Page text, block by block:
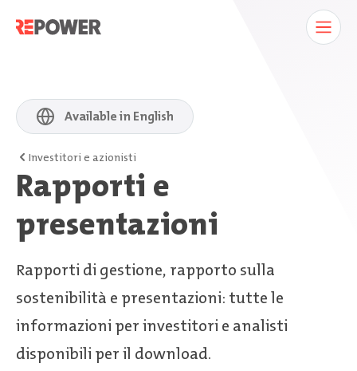
Available in English
Investitori e azionisti
Rapporti e
presentazioni
Rapporti di gestione, rapporto sulla
sostenibilità e presentazioni: tutte le
informazioni per investitori e analisti
disponibili per il download.